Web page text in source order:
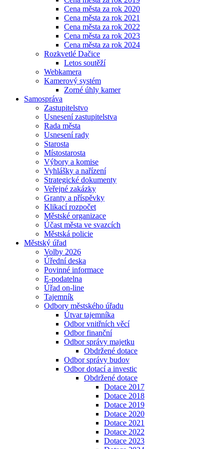
Cena města za rok 2020
Cena města za rok 2021
Cena města za rok 2022
Cena města za rok 2023
Cena města za rok 2024
Rozkvetlé Dačice
Letos soutěží
Webkamera
Kamerový systém
Zorné úhly kamer
Samospráva
Zastupitelstvo
Usnesení zastupitelstva
Rada města
Usnesení rady
Starosta
Místostarosta
Výbory a komise
Vyhlášky a nařízení
Strategické dokumenty
Veřejné zakázky
Granty a příspěvky
Klikací rozpočet
Městské organizace
Účast města ve svazcích
Městská policie
Městský úřad
Volby 2026
Úřední deska
Povinné informace
E-podatelna
Úřad on-line
Tajemník
Odbory městského úřadu
Útvar tajemníka
Odbor vnitřních věcí
Odbor finanční
Odbor správy majetku
Obdržené dotace
Odbor správy budov
Odbor dotací a investic
Obdržené dotace
Dotace 2017
Dotace 2018
Dotace 2019
Dotace 2020
Dotace 2021
Dotace 2022
Dotace 2023